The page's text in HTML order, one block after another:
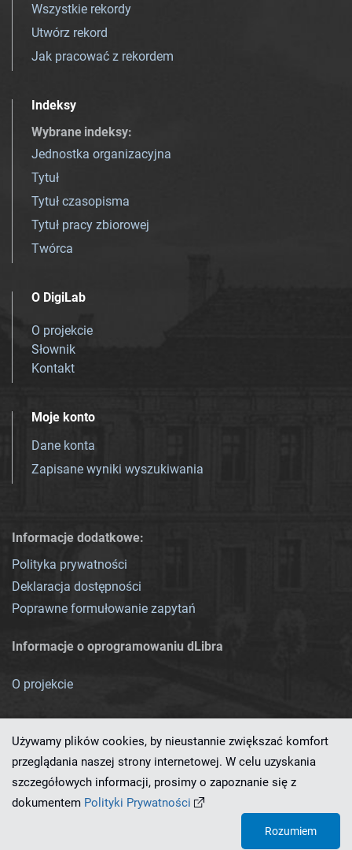
Wszystkie rekordy
Utwórz rekord
Jak pracować z rekordem
Indeksy
Wybrane indeksy:
Jednostka organizacyjna
Tytuł
Tytuł czasopisma
Tytuł pracy zbiorowej
Twórca
O DigiLab
O projekcie
Słownik
Kontakt
Moje konto
Dane konta
Zapisane wyniki wyszukiwania
Informacje dodatkowe:
Polityka prywatności
Deklaracja dostępności
Poprawne formułowanie zapytań
Informacje o oprogramowaniu dLibra
O projekcie
Ten serwis działa dzięki oprogramowaniu
Używamy plików cookies, by nieustannie zwiększać komfort
przeglądania naszej strony internetowej. W celu uzyskania
szczegółowych informacji, prosimy o zapoznanie się z
dokumentem Polityki Prywatności
Rozumiem